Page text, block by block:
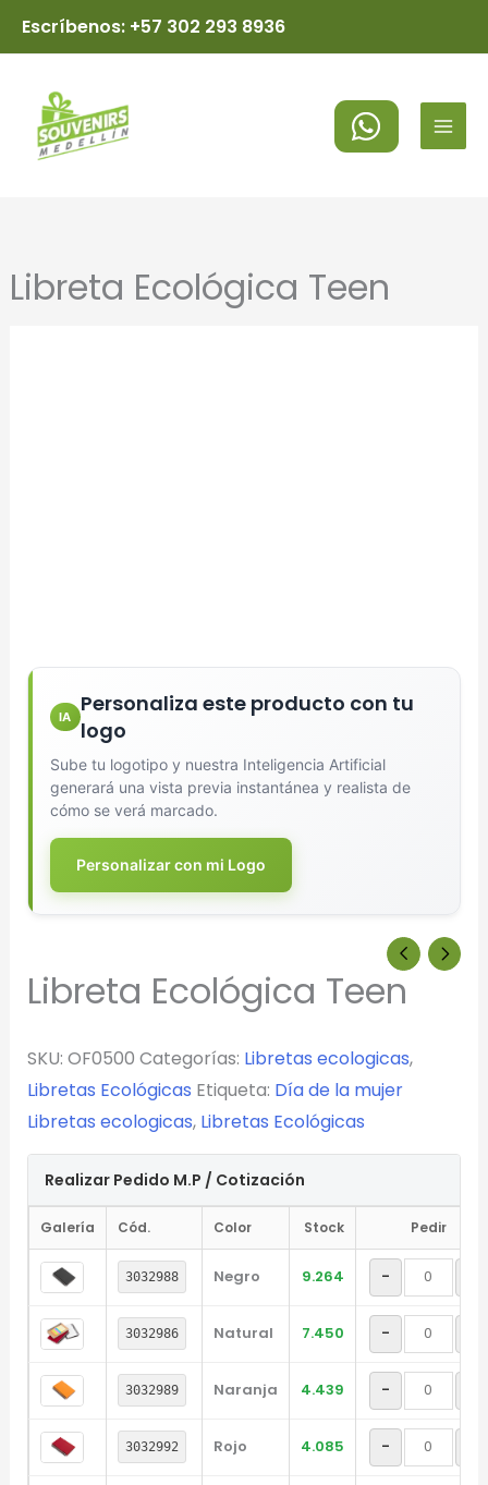
Escríbenos: +57 302 293 8936
Libreta Ecológica Teen
IA
Personaliza este producto con tu
logo
Sube tu logotipo y nuestra Inteligencia Artificial
generará una vista previa instantánea y realista de
cómo se verá marcado.
Personalizar con mi Logo
Libreta Ecológica Teen
SKU: OF0500 Categorías: Libretas ecologicas,
Libretas Ecológicas Etiqueta: Día de la mujer
Libretas ecologicas, Libretas Ecológicas
Realizar Pedido M.P / Cotización
Galería Cód. Color Stock Pedir
3032988 Negro 9.264 -
3032986 Natural 7.450 -
3032989 Naranja 4.439 -
3032992 Rojo 4.085 -